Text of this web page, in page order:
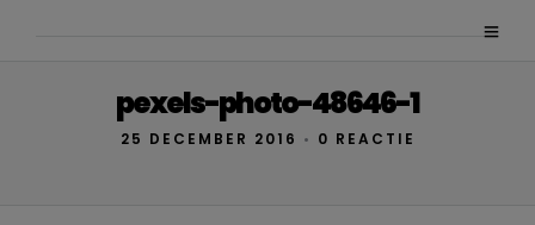
pexels-photo-48646-1
25 DECEMBER 2016 • 0 REACTIE